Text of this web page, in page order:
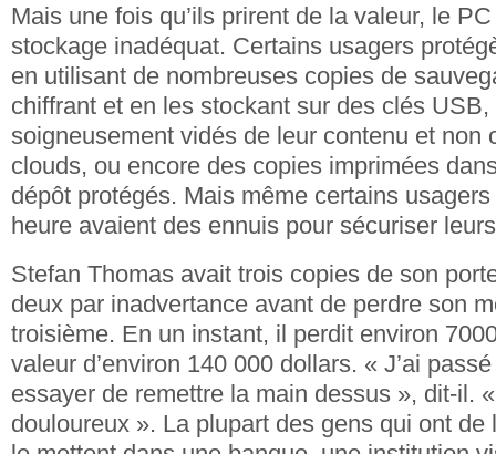
Mais une fois qu’ils prirent de la valeur, le
stockage inadéquat. Certains usagers
en utilisant de nombreuses copies de
chiffrant et en les stockant sur des clés
soigneusement vidés de leur contenu et non
clouds, ou encore des copies imprimées
dépôt protégés. Mais même certains
heure avaient des ennuis pour sécuriser
Stefan Thomas avait trois copies de son
deux par inadvertance avant de perdre son
troisième. En un instant, il perdit environ
valeur d’environ 140 000 dollars. « J’ai
essayer de remettre la main dessus », dit-il.
douloureux ». La plupart des gens qui ont de